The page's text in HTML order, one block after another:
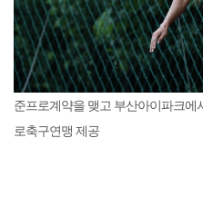
준프로계약을 맺고 부산아이파크에
로축구연맹 제공